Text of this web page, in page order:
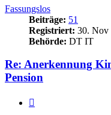
Fassungslos
Beiträge: 51
Registriert: 30. Nov
Behörde: DT IT
Re: Anerkennung
Pension